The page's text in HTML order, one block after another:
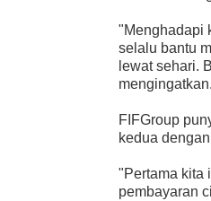
"Menghadapi
selalu bantu
lewat sehari.
FIFGroup
kedua
"Pertama kita
pembayaran